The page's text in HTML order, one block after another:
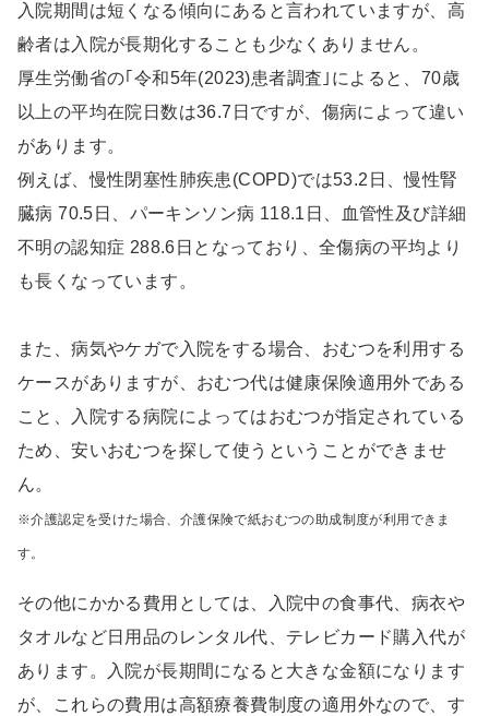
入院期間は短くなる傾向にあると言われていますが、高
齢者は入院が長期化することも少なくありません。
厚生労働省の｢令和5年(2023)患者調査｣によると、70歳
以上の平均在院日数は36.7日ですが、傷病によって違い
があります。
例えば、慢性閉塞性肺疾患(COPD)では53.2日、慢性腎
臓病 70.5日、パーキンソン病 118.1日、血管性及び詳細
不明の認知症 288.6日となっており、全傷病の平均より
も長くなっています。
また、病気やケガで入院をする場合、おむつを利用する
ケースがありますが、おむつ代は健康保険適用外である
こと、入院する病院によってはおむつが指定されている
ため、安いおむつを探して使うということができませ
ん。
※介護認定を受けた場合、介護保険で紙おむつの助成制度が利用できま
す。
その他にかかる費用としては、入院中の食事代、病衣や
タオルなど日用品のレンタル代、テレビカード購入代が
あります。入院が長期間になると大きな金額になります
が、これらの費用は高額療養費制度の適用外なので、す